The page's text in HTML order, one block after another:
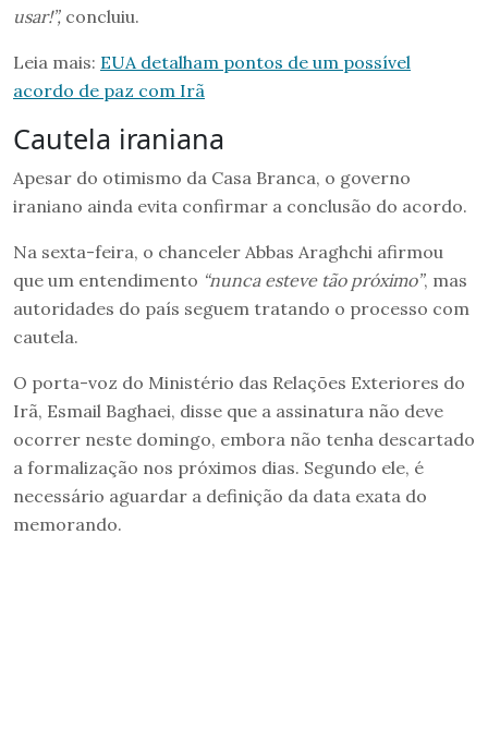
usar!”, concluiu.
Leia mais: EUA detalham pontos de um possível
acordo de paz com Irã
Cautela iraniana
Apesar do otimismo da Casa Branca, o governo
iraniano ainda evita confirmar a conclusão do acordo.
Na sexta-feira, o chanceler Abbas Araghchi afirmou
que um entendimento “nunca esteve tão próximo”, mas
autoridades do país seguem tratando o processo com
cautela.
O porta-voz do Ministério das Relações Exteriores do
Irã, Esmail Baghaei, disse que a assinatura não deve
ocorrer neste domingo, embora não tenha descartado
a formalização nos próximos dias. Segundo ele, é
necessário aguardar a definição da data exata do
memorando.